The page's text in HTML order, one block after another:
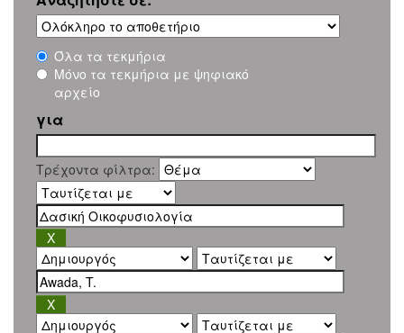
Όλα τα τεκμήρια
Μόνο τα τεκμήρια με ψηφιακό
αρχείο
για
Τρέχοντα φίλτρα: